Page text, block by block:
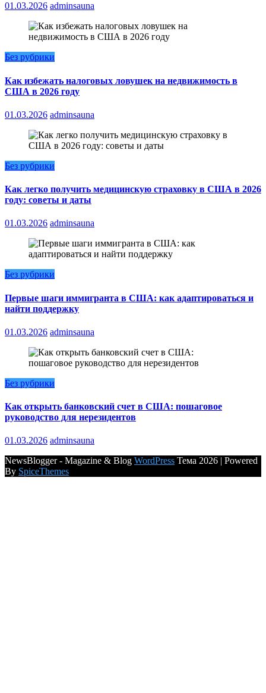
01.03.2026 adminsauna
Без рубрики
Как избежать налоговых ловушек на недвижимость в
США в 2026 году
01.03.2026 adminsauna
Без рубрики
Как легко получить медицинскую страховку в США в 2026
году: советы и даты
01.03.2026 adminsauna
Без рубрики
Первые шаги иммигранта в США: как адаптироваться и
найти поддержку
01.03.2026 adminsauna
Без рубрики
Как открыть банковский счет в США: пошаговое
руководство для нерезидентов
01.03.2026 adminsauna
NewsBlogger - Magazine & Blog WordPress Тема 2026 | Powered
By SpiceThemes